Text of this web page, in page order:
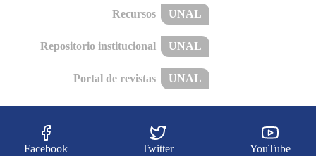
Recursos UNAL
Repositorio institucional UNAL
Portal de revistas UNAL
Facebook Twitter YouTube